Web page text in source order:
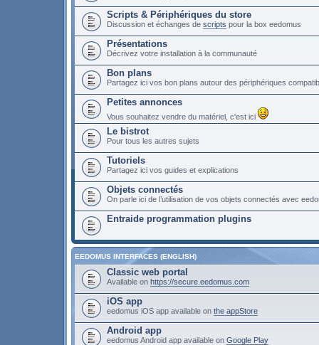
Scripts & Périphériques du store
Discussion et échanges de scripts pour la box eedomus
Présentations
Décrivez votre installation à la communauté
Bon plans
Partagez ici vos bon plans autour des périphériques
Petites annonces
Vous souhaitez vendre du matériel, c'est ici
Le bistrot
Pour tous les autres sujets
Tutoriels
Partagez ici vos guides et explications
Objets connectés
On parle ici de l’utilisation de vos objets connectés avec
Entraide programmation plugins
EEDOMUS INTERFACES (ENGLISH)
Classic web portal
Available on https://secure.eedomus.com
iOS app
eedomus iOS app available on the appStore
Android app
eedomus Android app available on Google Play